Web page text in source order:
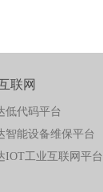
联网
低代码平台
智能设备维保平台
IOT工业互联网平台